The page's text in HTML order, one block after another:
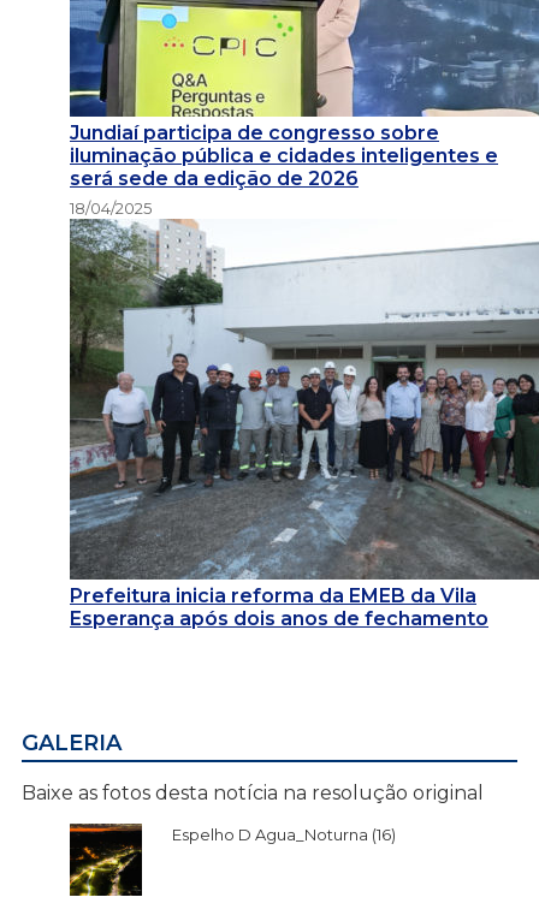
Jundiaí participa de congresso sobre
iluminação pública e cidades inteligentes e
será sede da edição de 2026
18/04/2025
Prefeitura inicia reforma da EMEB da Vila
Esperança após dois anos de fechamento
GALERIA
Baixe as fotos desta notícia na resolução original
Espelho D Agua_Noturna (16)